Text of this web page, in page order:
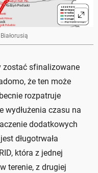
zostać sfinalizowane
że ten może
rozpatruje
wydłużenia czasu na
dodatkowych
długotrwała
która z jednej
terenie, z drugiej